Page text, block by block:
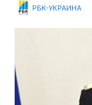
РБК-УКРАИНА